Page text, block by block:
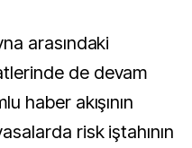
arasındaki
de devam
haber akışının
risk iştahının